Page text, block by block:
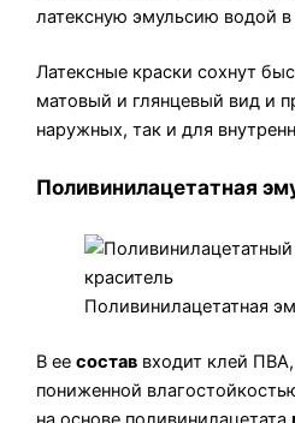
латексную эмульсию водой
Латексные краски сохнут
матовый и глянцевый вид и
наружных, так и для
Поливинилацетатная
Поливинилацетатная
В еесостав входит клей
пониженной